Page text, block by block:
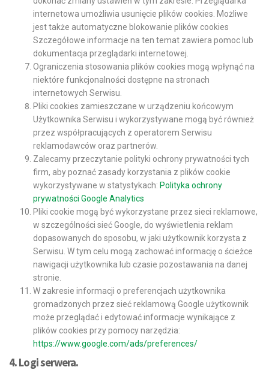
internetowa umożliwia usunięcie plików cookies. Możliwe
jest także automatyczne blokowanie plików cookies
Szczegółowe informacje na ten temat zawiera pomoc lub
dokumentacja przeglądarki internetowej.
Ograniczenia stosowania plików cookies mogą wpłynąć na
niektóre funkcjonalności dostępne na stronach
internetowych Serwisu.
Pliki cookies zamieszczane w urządzeniu końcowym
Użytkownika Serwisu i wykorzystywane mogą być również
przez współpracujących z operatorem Serwisu
reklamodawców oraz partnerów.
Zalecamy przeczytanie polityki ochrony prywatności tych
firm, aby poznać zasady korzystania z plików cookie
wykorzystywane w statystykach: Polityka ochrony
prywatności Google Analytics
Pliki cookie mogą być wykorzystane przez sieci reklamowe,
w szczególności sieć Google, do wyświetlenia reklam
dopasowanych do sposobu, w jaki użytkownik korzysta z
Serwisu. W tym celu mogą zachować informację o ścieżce
nawigacji użytkownika lub czasie pozostawania na danej
stronie.
W zakresie informacji o preferencjach użytkownika
gromadzonych przez sieć reklamową Google użytkownik
może przeglądać i edytować informacje wynikające z
plików cookies przy pomocy narzędzia:
https://www.google.com/ads/preferences/
4. Logi serwera.